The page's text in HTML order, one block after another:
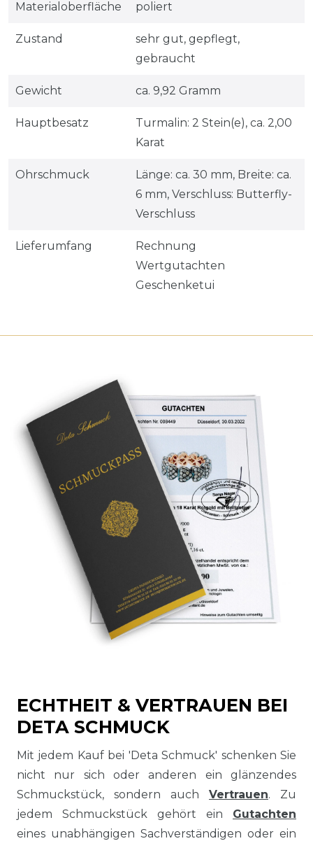
Materialoberfläche poliert
Zustand
sehr gut, gepflegt,
gebraucht
Gewicht ca. 9,92 Gramm
Hauptbesatz
Turmalin: 2 Stein(e), ca. 2,00
Karat
Ohrschmuck
Länge: ca. 30 mm, Breite: ca.
6 mm, Verschluss: Butterfly-
Verschluss
Lieferumfang
Rechnung
Wertgutachten
Geschenketui
ECHTHEIT & VERTRAUEN BEI
DETA SCHMUCK
Mit jedem Kauf bei 'Deta Schmuck' schenken Sie
nicht nur sich oder anderen ein glänzendes
Schmuckstück, sondern auch Vertrauen. Zu
jedem Schmuckstück gehört ein Gutachten
eines unabhängigen Sachverständigen oder ein